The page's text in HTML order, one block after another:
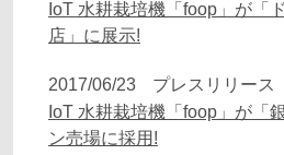
IoT 水耕栽培機「foop」が「
店」に展示!
2017/06/23
プレスリリース
IoT 水耕栽培機「foop」が「
ン売場に採用!